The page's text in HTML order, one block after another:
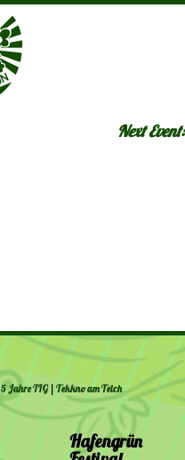
Next Event:
5 Jahre TIG| Tekkno am Teich
Hafengrün